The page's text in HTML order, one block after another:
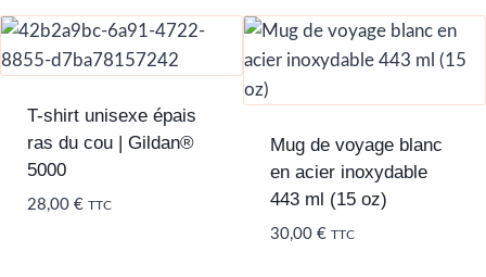
T-shirt unisexe épais
ras du cou | Gildan®
5000
28,00 € TTC
Mug de voyage blanc
en acier inoxydable
443 ml (15 oz)
30,00 € TTC